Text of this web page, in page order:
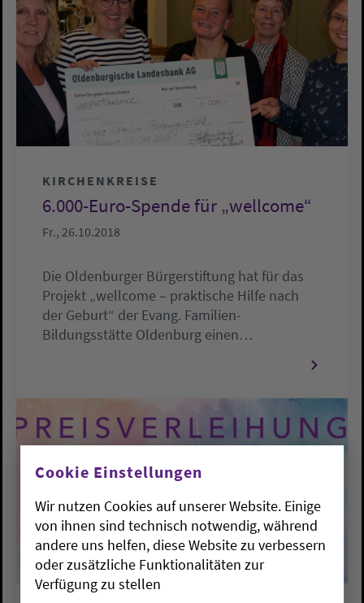
KIRCHENKREISE
6.000-Euro-Spende für „wellcome“
Fr., 26.10.2018
Die Oldenburger Bürgerstiftung hat für das
Projekt „wellcome – praktische Hilfe nach
der Geburt“ der Evang. Familien-
Bildungsstätte Oldenburg einen…
Cookie Einstellungen
Wir nutzen Cookies auf unserer Website. Einige
von ihnen sind technisch notwendig, während
andere uns helfen, diese Website zu verbessern
oder zusätzliche Funktionalitäten zur
Verfügung zu stellen